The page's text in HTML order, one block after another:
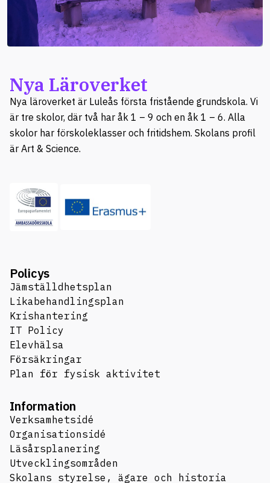
Nya Läroverket
Nya läroverket är Luleås första fristående grundskola. Vi
är tre skolor, där två har åk 1 – 9 och en åk 1 – 6. Alla
skolor har förskoleklasser och fritidshem. Skolans profil
är Art & Science.
Policys
Jämställdhetsplan
Likabehandlingsplan
Krishantering
IT Policy
Elevhälsa
Försäkringar
Plan för fysisk aktivitet
Information
Verksamhetsidé
Organisationsidé
Läsårsplanering
Utvecklingsområden
Skolans styrelse, ägare och historia